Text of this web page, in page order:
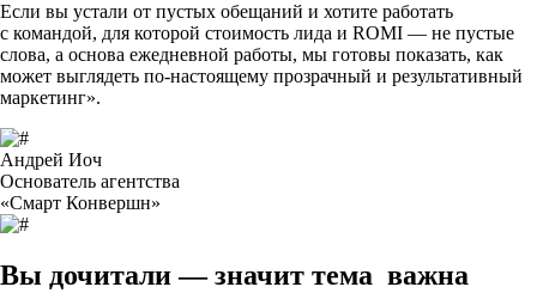
Если вы устали от пустых обещаний и хотите работать
с командой, для которой стоимость лида и ROMI — не пустые
слова, а основа ежедневной работы, мы готовы показать, как
может выглядеть по‑настоящему прозрачный и результативный
маркетинг».
Андрей Иоч
Основатель агентства
«Смарт Конвершн»
Вы дочитали — значит тема важна